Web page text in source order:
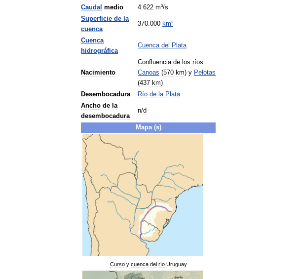
Caudal medio 4.622 m³/s
Superficie de la
cuenca
370.000 km²
Cuenca
hidrográfica
Cuenca del Plata
Nacimiento
Confluencia de los ríos
Canoas (570 km) y Pelotas
(437 km)
Desembocadura
Río de la Plata
Ancho de la
desembocadura
n/d
Mapa(s)
Curso y cuenca del río Uruguay